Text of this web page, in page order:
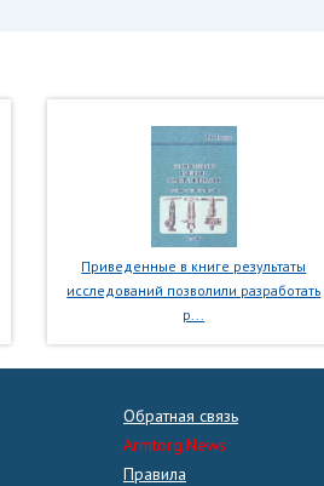
Приведенные в книге результаты
исследований позволили разработать
р...
Обратная связь
Armtorg.News
Правила